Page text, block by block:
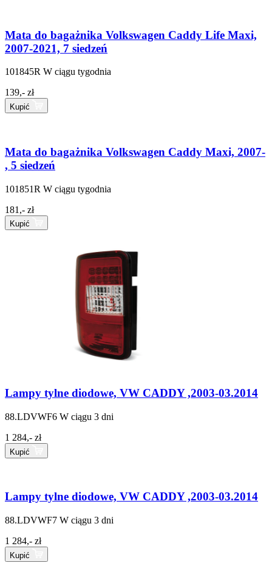
Mata do bagażnika Volkswagen Caddy Life Maxi,
2007-2021, 7 siedzeń
101845R W ciągu tygodnia
139,- zł
Kupić
Mata do bagażnika Volkswagen Caddy Maxi, 2007-
, 5 siedzeń
101851R W ciągu tygodnia
181,- zł
Kupić
Lampy tylne diodowe, VW CADDY ,2003-03.2014
88.LDVWF6 W ciągu 3 dni
1 284,- zł
Kupić
Lampy tylne diodowe, VW CADDY ,2003-03.2014
88.LDVWF7 W ciągu 3 dni
1 284,- zł
Kupić